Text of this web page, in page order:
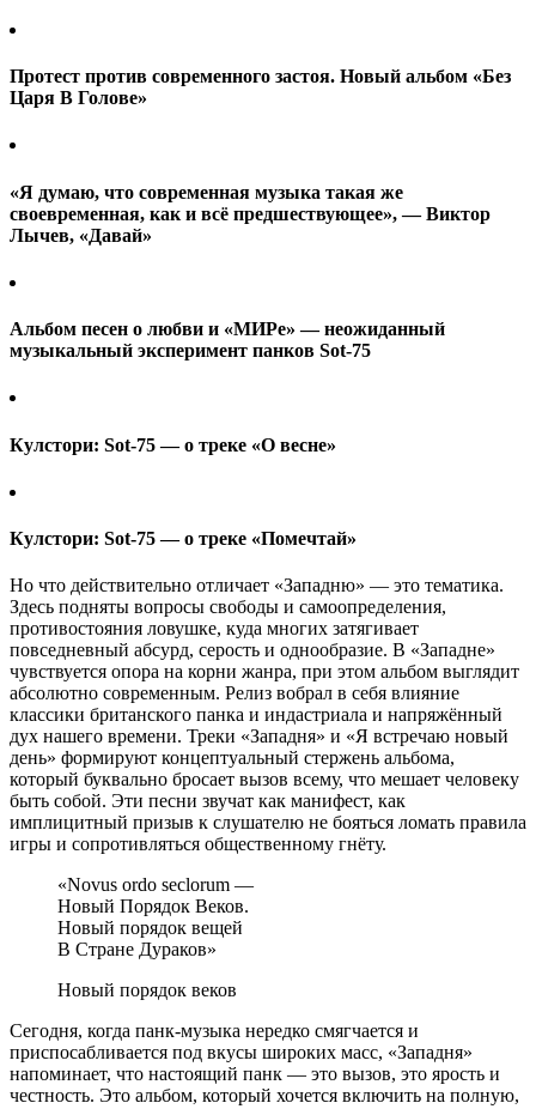
Протест против современного застоя. Новый альбом «Без
Царя В Голове»
«Я думаю, что современная музыка такая же
своевременная, как и всё предшествующее», — Виктор
Лычев, «Давай»
Альбом песен о любви и «МИРе» — неожиданный
музыкальный эксперимент панков Sot-75
Кулстори: Sot-75 — о треке «О весне»
Кулстори: Sot-75 — о треке «Помечтай»
Но что действительно отличает «Западню» — это тематика.
Здесь подняты вопросы свободы и самоопределения,
противостояния ловушке, куда многих затягивает
повседневный абсурд, серость и однообразие. В «Западне»
чувствуется опора на корни жанра, при этом альбом выглядит
абсолютно современным. Релиз вобрал в себя влияние
классики британского панка и индастриала и напряжённый
дух нашего времени. Треки «Западня» и «Я встречаю новый
день» формируют концептуальный стержень альбома,
который буквально бросает вызов всему, что мешает человеку
быть собой. Эти песни звучат как манифест, как
имплицитный призыв к слушателю не бояться ломать правила
игры и сопротивляться общественному гнёту.
«Novus ordo seclorum —
Новый Порядок Веков.
Новый порядок вещей
В Стране Дураков»
Новый порядок веков
Сегодня, когда панк-музыка нередко смягчается и
приспосабливается под вкусы широких масс, «Западня»
напоминает, что настоящий панк — это вызов, это ярость и
честность. Это альбом, который хочется включить на полную,